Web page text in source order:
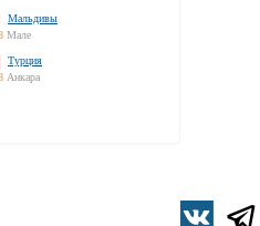
Мальдивы
Мале
Турция
Анкара